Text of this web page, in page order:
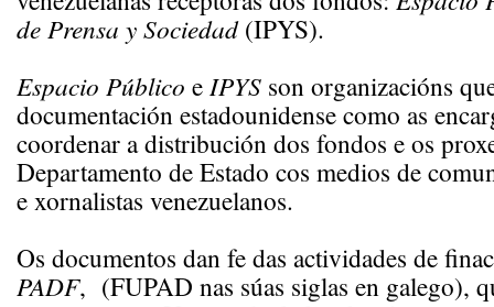
de Prensa y Sociedad(IPYS).
Espacio Público e IPYS son organizacións
documentación estadounidense como as
coordenar a distribución dos fondos e os
Departamento de Estado cos medios de
e xornalistas venezuelanos.
Os documentos dan fe das actividades de
PADF, (FUPAD nas súas siglas en galego),